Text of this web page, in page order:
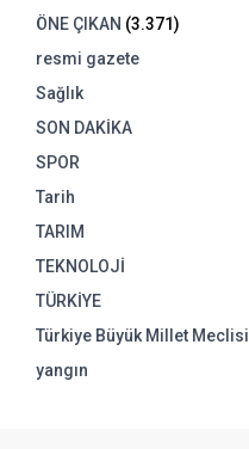
ÖNE ÇIKAN (3.371)
resmi gazete
Sağlık
SON DAKİKA
SPOR
Tarih
TARIM
TEKNOLOJİ
TÜRKİYE
Türkiye Büyük Millet Meclisi
yangın